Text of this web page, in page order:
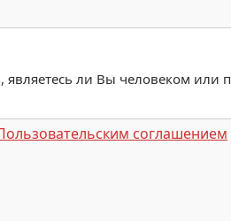
являетесь ли Вы человеком или
соглашением